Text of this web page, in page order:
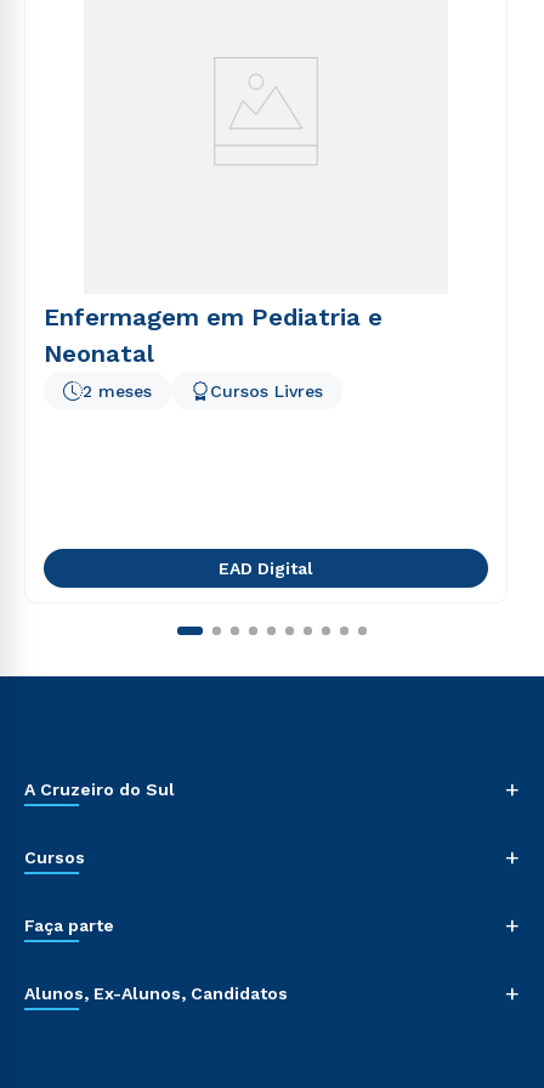
Enfermagem em Pediatria e
Neonatal
2 meses Cursos Livres
EAD Digital
A Cruzeiro do Sul +
Cursos +
Faça parte +
Alunos, Ex-Alunos, Candidatos +